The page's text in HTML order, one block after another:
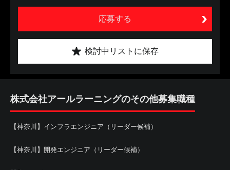
応募する
検討中リストに保存
株式会社アールラーニングのその他募集職種
【神奈川】インフラエンジニア（リーダー候補）
【神奈川】開発エンジニア（リーダー候補）